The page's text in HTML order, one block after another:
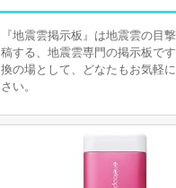
『地震雲掲示板』は地震雲の目
稿する、地震雲専門の掲示板で
換の場として、どなたもお気軽
さい。